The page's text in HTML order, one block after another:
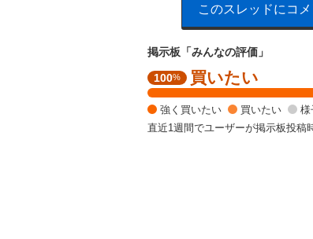
このスレッドにコ
掲示板「みんなの評価」
強
く
買
い
100% 買いたい
強く買いたい 買いたい 様
直近1週間でユーザーが掲示板投稿